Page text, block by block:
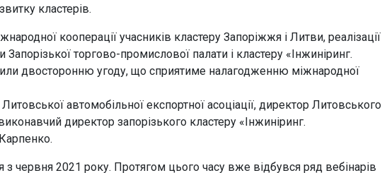
кластерів.
кооперації учасників кластеру Запоріжжя і Литви, реалізації
Запорізької торгово-промислової палати і кластеру «Інжиніринг.
двосторонню угоду, що сприятиме налагодженню міжнародної
автомобільної експортної асоціації, директор Литовського
директор запорізького кластеру «Інжиніринг.
з червня 2021 року. Протягом цього часу вже відбувся ряд вебінарів